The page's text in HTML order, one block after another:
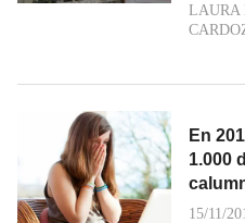
LAURA
En
1.000
15/11/